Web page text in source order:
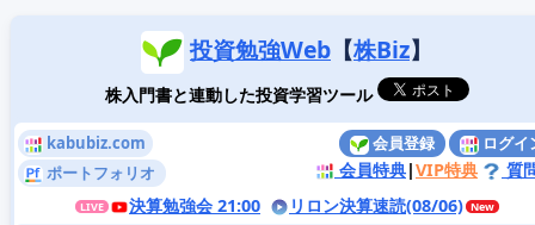
投資勉強Web 【株Biz】
株入門書と連動した投資学習ツール
kabubiz.com
ポートフォリオ
会員登録 ログイ
会員特典|VIP特典
質
決算勉強会 21:00
リロン決算速読(08/06)